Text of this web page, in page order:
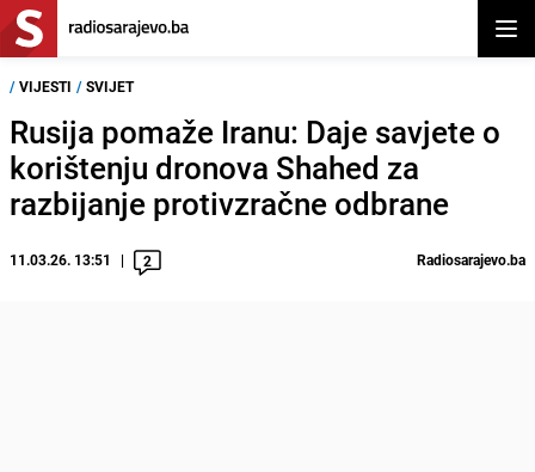
/ VIJESTI / SVIJET
Rusija pomaže Iranu: Daje savjete o
korištenju dronova Shahed za
razbijanje protivzračne odbrane
11.03.26. 13:51 2 Radiosarajevo.ba